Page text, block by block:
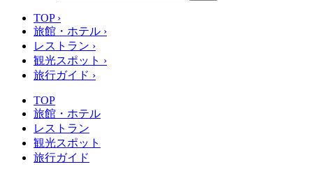
TOP ›
旅館・ホテル ›
レストラン ›
観光スポット ›
旅行ガイド ›
TOP
旅館・ホテル
レストラン
観光スポット
旅行ガイド